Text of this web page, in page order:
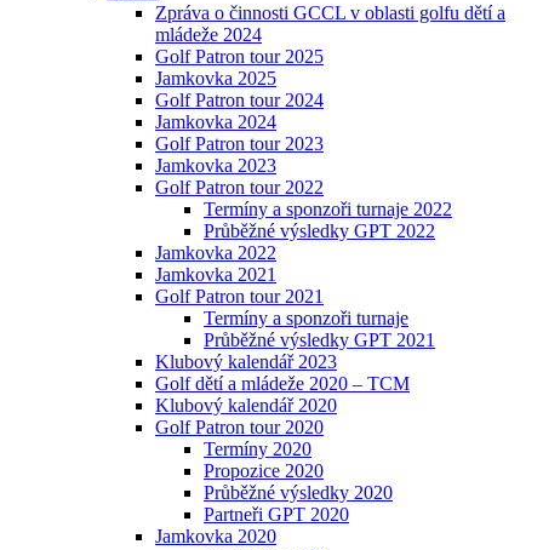
Zpráva o činnosti GCCL v oblasti golfu dětí a
mládeže 2024
Golf Patron tour 2025
Jamkovka 2025
Golf Patron tour 2024
Jamkovka 2024
Golf Patron tour 2023
Jamkovka 2023
Golf Patron tour 2022
Termíny a sponzoři turnaje 2022
Průběžné výsledky GPT 2022
Jamkovka 2022
Jamkovka 2021
Golf Patron tour 2021
Termíny a sponzoři turnaje
Průběžné výsledky GPT 2021
Klubový kalendář 2023
Golf dětí a mládeže 2020 – TCM
Klubový kalendář 2020
Golf Patron tour 2020
Termíny 2020
Propozice 2020
Průběžné výsledky 2020
Partneři GPT 2020
Jamkovka 2020